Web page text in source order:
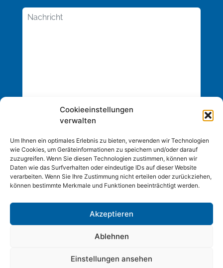
Cookieeinstellungen
verwalten
Um Ihnen ein optimales Erlebnis zu bieten, verwenden wir Technologien
wie Cookies, um Geräteinformationen zu speichern und/oder darauf
zuzugreifen. Wenn Sie diesen Technologien zustimmen, können wir
Daten wie das Surfverhalten oder eindeutige IDs auf dieser Website
verarbeiten. Wenn Sie Ihre Zustimmung nicht erteilen oder zurückziehen,
können bestimmte Merkmale und Funktionen beeinträchtigt werden.
Akzeptieren
Ablehnen
Einstellungen ansehen
Copyright © 2026 Inc. Alle Rechte vorbehalten.
BOLDfriends